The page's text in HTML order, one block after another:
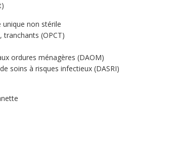
non stérile
(OPCT)
ordures ménagères (DAOM)
soins à risques infectieux (DASRI)